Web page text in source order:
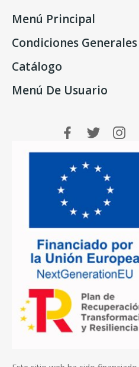
Menú Principal
Condiciones Generales
Catálogo
Menú De Usuario